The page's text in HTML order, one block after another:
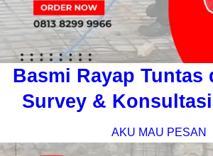
Basmi Rayap Tuntas
Survey &
AKU MAU PESAN